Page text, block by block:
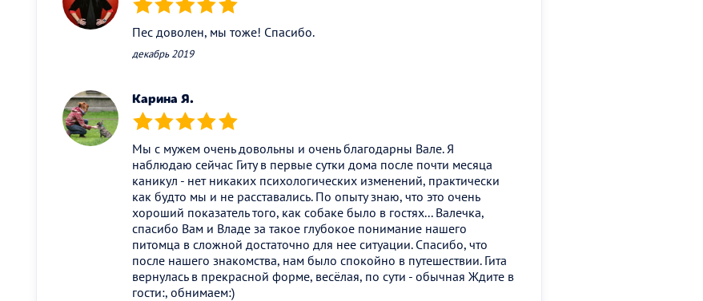
(*) (*) (*) (*) (*)
Пес доволен, мы тоже! Спасибо.
декабрь 2019
Карина Я.
(*) (*) (*) (*) (*)
Мы с мужем очень довольны и очень благодарны Вале. Я
наблюдаю сейчас Гиту в первые сутки дома после почти месяца
каникул - нет никаких психологических изменений, практически
как будто мы и не расставались. По опыту знаю, что это очень
хороший показатель того, как собаке было в гостях... Валечка,
спасибо Вам и Владе за такое глубокое понимание нашего
питомца в сложной достаточно для нее ситуации. Спасибо, что
после нашего знакомства, нам было спокойно в путешествии. Гита
вернулась в прекрасной форме, весёлая, по сути - обычная Ждите в
гости:, обнимаем:)